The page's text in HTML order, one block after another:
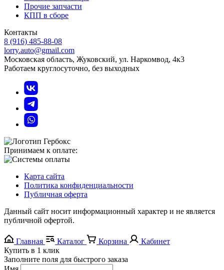
Прочие запчасти
КПП в сборе
Контакты
8 (916) 485-88-08
lorry.auto@gmail.com
Московская область, Жуковский, ул. Наркомвод, 4к3
Работаем круглосуточно, без выходных
Принимаем к оплате:
Карта сайта
Политика конфиденциальности
Публичная оферта
Данный сайт носит информационный характер и не является
публичной офертой.
Главная Каталог Корзина
Кабинет
Купить в 1 клик
Заполните поля для быстрого заказа